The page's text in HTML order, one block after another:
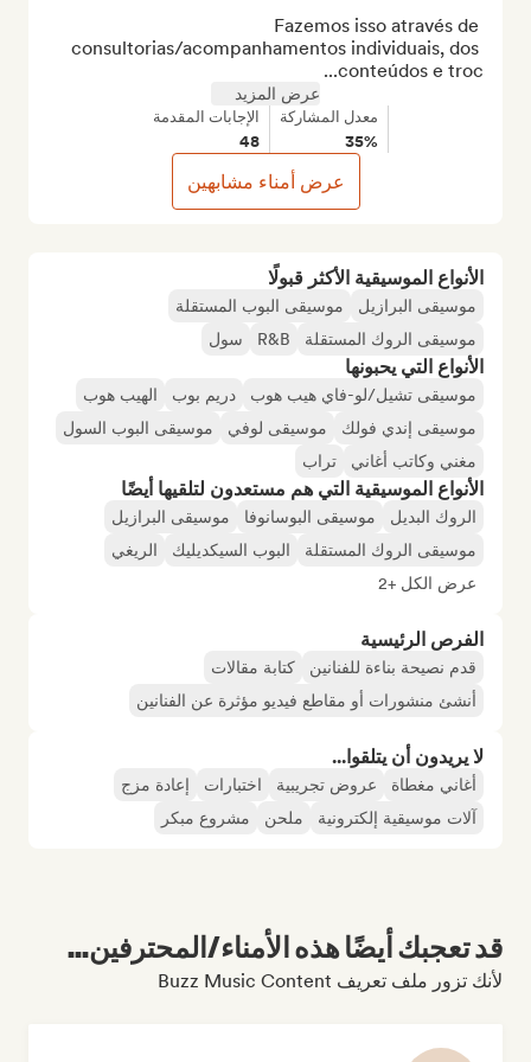
الأنواع الموسيقية الأكثر قبولًا
موسيقى البرازيل
موسيقى البوب المستقلة
موسيقى الروك المستقلة
R&B سول
الأنواع التي يحبونها
موسيقى تشيل/لو-فاي هيب هوب دريم بوب
الهيب هوب
موسيقى إندي فولك
موسيقى لوفي
موسيقى البوب السول
مغني وكاتب أغاني
تراب
الأنواع الموسيقية التي هم مستعدون لتلقيها أيضًا
الروك البديل موسيقى البوسانوفا
موسيقى البرازيل
موسيقى الروك المستقلة
البوب السيكديليك
الريغي
عرض الكل +2
الفرص الرئيسية
قدم نصيحة بناءة للفنانين
كتابة مقالات
أنشئ منشورات أو مقاطع فيديو مؤثرة عن الفنانين
لا يريدون أن يتلقوا...
أغاني مغطاة عروض تجريبية اختبارات
إعادة مزج
آلات موسيقية إلكترونية
ملحن مشروع مبكر
Fazemos isso através de
consultorias/acompanhamentos individuais, dos
conteúdos e troc...
عرض المزيد
معدل المشاركة
35%
الإجابات المقدمة
48
عرض أمناء مشابهين
قد تعجبك أيضًا هذه الأمناء/المحترفين...
لأنك تزور ملف تعريف Buzz Music Content